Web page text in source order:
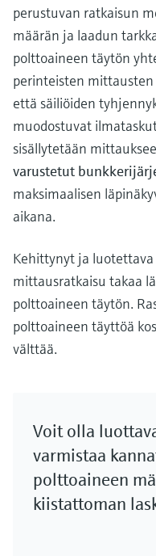
perustuvan ratkaisun
määrän ja laadun
polttoaineen täytön
perinteisten
että säiliöiden
muodostuvat
sisällytetään
varustetut
maksimaalisen
aikana.
Kehittynyt ja
mittausratkaisu takaa
polttoaineen täytön.
polttoaineen täyttöä
välttää.
Voit olla
varmistaa
polttoaineen
kiistattoman